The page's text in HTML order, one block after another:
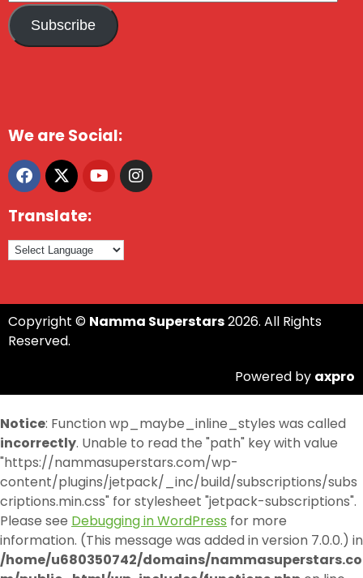
Subscribe
We are Social:
Translate:
Copyright © Namma Superstars2026. All Rights
Reserved.
Powered by axpro
Notice: Function wp_maybe_inline_styles was called
incorrectly. Unable to read the "path" key with value
"https://nammasuperstars.com/wp-
content/plugins/jetpack/_inc/build/subscriptions/subs
criptions.min.css" for stylesheet "jetpack-subscriptions".
Please see Debugging in WordPress for more
information. (This message was added in version 7.0.0.) in
/home/u680350742/domains/nammasuperstars.co